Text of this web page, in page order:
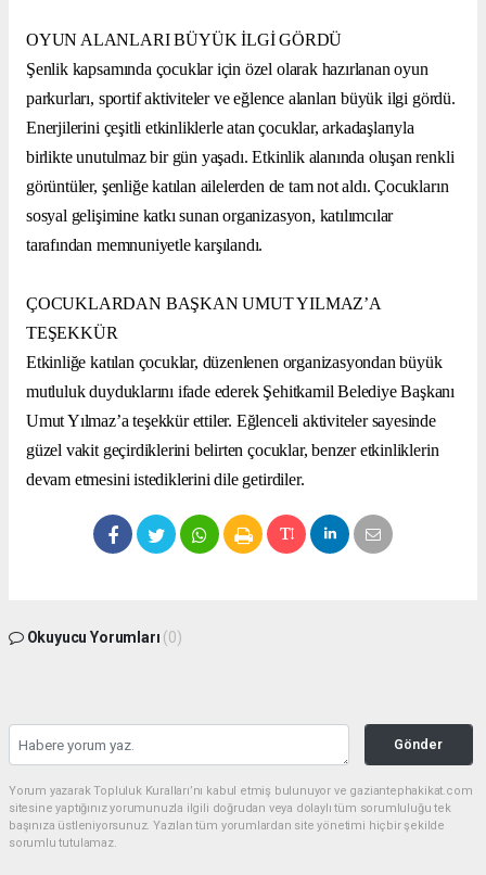
OYUN ALANLARI BÜYÜK İLGİ GÖRDÜ
Şenlik kapsamında çocuklar için özel olarak hazırlanan oyun
parkurları, sportif aktiviteler ve eğlence alanları büyük ilgi gördü.
Enerjilerini çeşitli etkinliklerle atan çocuklar, arkadaşlarıyla
birlikte unutulmaz bir gün yaşadı. Etkinlik alanında oluşan renkli
görüntüler, şenliğe katılan ailelerden de tam not aldı. Çocukların
sosyal gelişimine katkı sunan organizasyon, katılımcılar
tarafından memnuniyetle karşılandı.
ÇOCUKLARDAN BAŞKAN UMUT YILMAZ’A
TEŞEKKÜR
Etkinliğe katılan çocuklar, düzenlenen organizasyondan büyük
mutluluk duyduklarını ifade ederek Şehitkamil Belediye Başkanı
Umut Yılmaz’a teşekkür ettiler. Eğlenceli aktiviteler sayesinde
güzel vakit geçirdiklerini belirten çocuklar, benzer etkinliklerin
devam etmesini istediklerini dile getirdiler.
Okuyucu Yorumları (0)
Gönder
Yorum yazarak Topluluk Kuralları’nı kabul etmiş bulunuyor ve gaziantephakikat.com
sitesine yaptığınız yorumunuzla ilgili doğrudan veya dolaylı tüm sorumluluğu tek
başınıza üstleniyorsunuz. Yazılan tüm yorumlardan site yönetimi hiçbir şekilde
sorumlu tutulamaz.